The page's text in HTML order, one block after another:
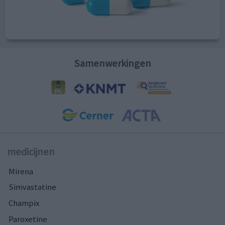
Samenwerkingen
medicijnen
Mirena
Simvastatine
Champix
Paroxetine